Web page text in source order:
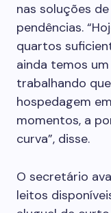
nas soluções
pendências.
quartos
ainda temos
trabalhando
hospedagem
momentos, a
curva”, disse.
O secretário
leitos